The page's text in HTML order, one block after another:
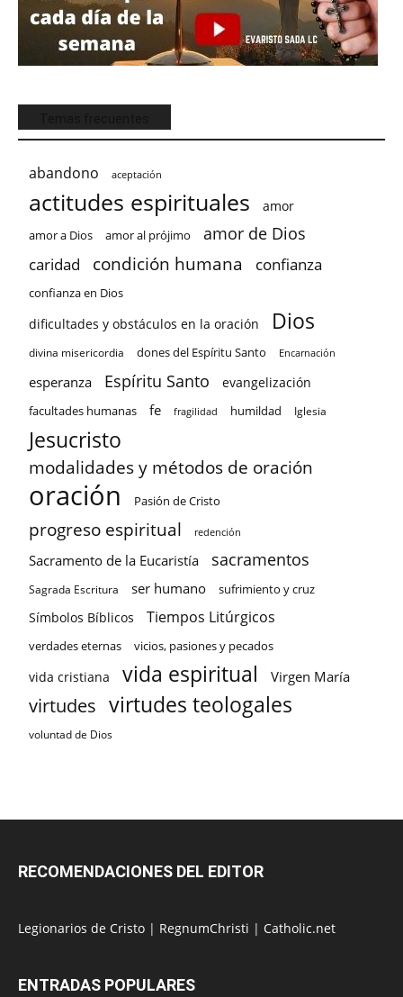
abandono aceptación
actitudes espirituales amor
amor a Dios amor al prójimo amor de Dios
caridad condición humana confianza
confianza en Dios
dificultades y obstáculos en la oración Dios
divina misericordia dones del Espíritu Santo Encarnación
esperanza Espíritu Santo evangelización
facultades humanas fe fragilidad humildad Iglesia
Jesucristo
modalidades y métodos de oración
oración Pasión de Cristo
progreso espiritual redención
Sacramento de la Eucaristía sacramentos
Sagrada Escritura ser humano sufrimiento y cruz
Símbolos Bíblicos Tiempos Litúrgicos
verdades eternas vicios, pasiones y pecados
vida cristiana vida espiritual Virgen María
virtudes virtudes teologales
voluntad de Dios
RECOMENDACIONES DEL EDITOR
Legionarios de Cristo | RegnumChristi | Catholic.net
ENTRADAS POPULARES